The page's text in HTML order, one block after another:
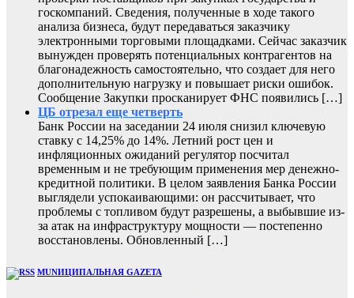
госкомпаний. Сведения, полученные в ходе такого
анализа бизнеса, будут передаваться заказчику
электронными торговыми площадками. Сейчас заказчик
вынужден проверять потенциальных контрагентов на
благонадежность самостоятельно, что создает для него
дополнительную нагрузку и повышает риски ошибок.
Сообщение Закупки просканирует ФНС появились […]
ЦБ отрезал еще четверть
Банк России на заседании 24 июля снизил ключевую
ставку с 14,25% до 14%. Летний рост цен и
инфляционных ожиданий регулятор посчитал
временным и не требующим применения мер денежно-
кредитной политики. В целом заявления Банка России
выглядели успокаивающими: он рассчитывает, что
проблемы с топливом будут разрешены, а выбывшие из-
за атак на инфраструктуру мощности — постепенно
восстановлены. Обновленный […]
MUNИЦИПАЛЬНАЯ GAZЕТА